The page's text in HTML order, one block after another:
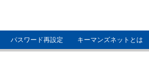
パスワード再設定 キーマンズネットとは